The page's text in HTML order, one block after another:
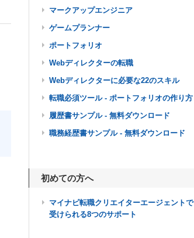
マークアップエンジニア
ゲームプランナー
ポートフォリオ
Webディレクターの転職
Webディレクターに必要な22のスキル
転職必須ツール - ポートフォリオの作り方
履歴書サンプル - 無料ダウンロード
職務経歴書サンプル - 無料ダウンロード
初めての方へ
マイナビ転職クリエイターエージェントで
受けられる8つのサポート